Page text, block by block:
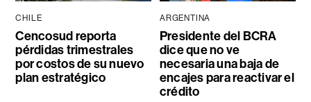
CHILE
Cencosud reporta
pérdidas trimestrales
por costos de su nuevo
plan estratégico
ARGENTINA
Presidente del BCRA
dice que no ve
necesaria una baja de
encajes para reactivar el
crédito